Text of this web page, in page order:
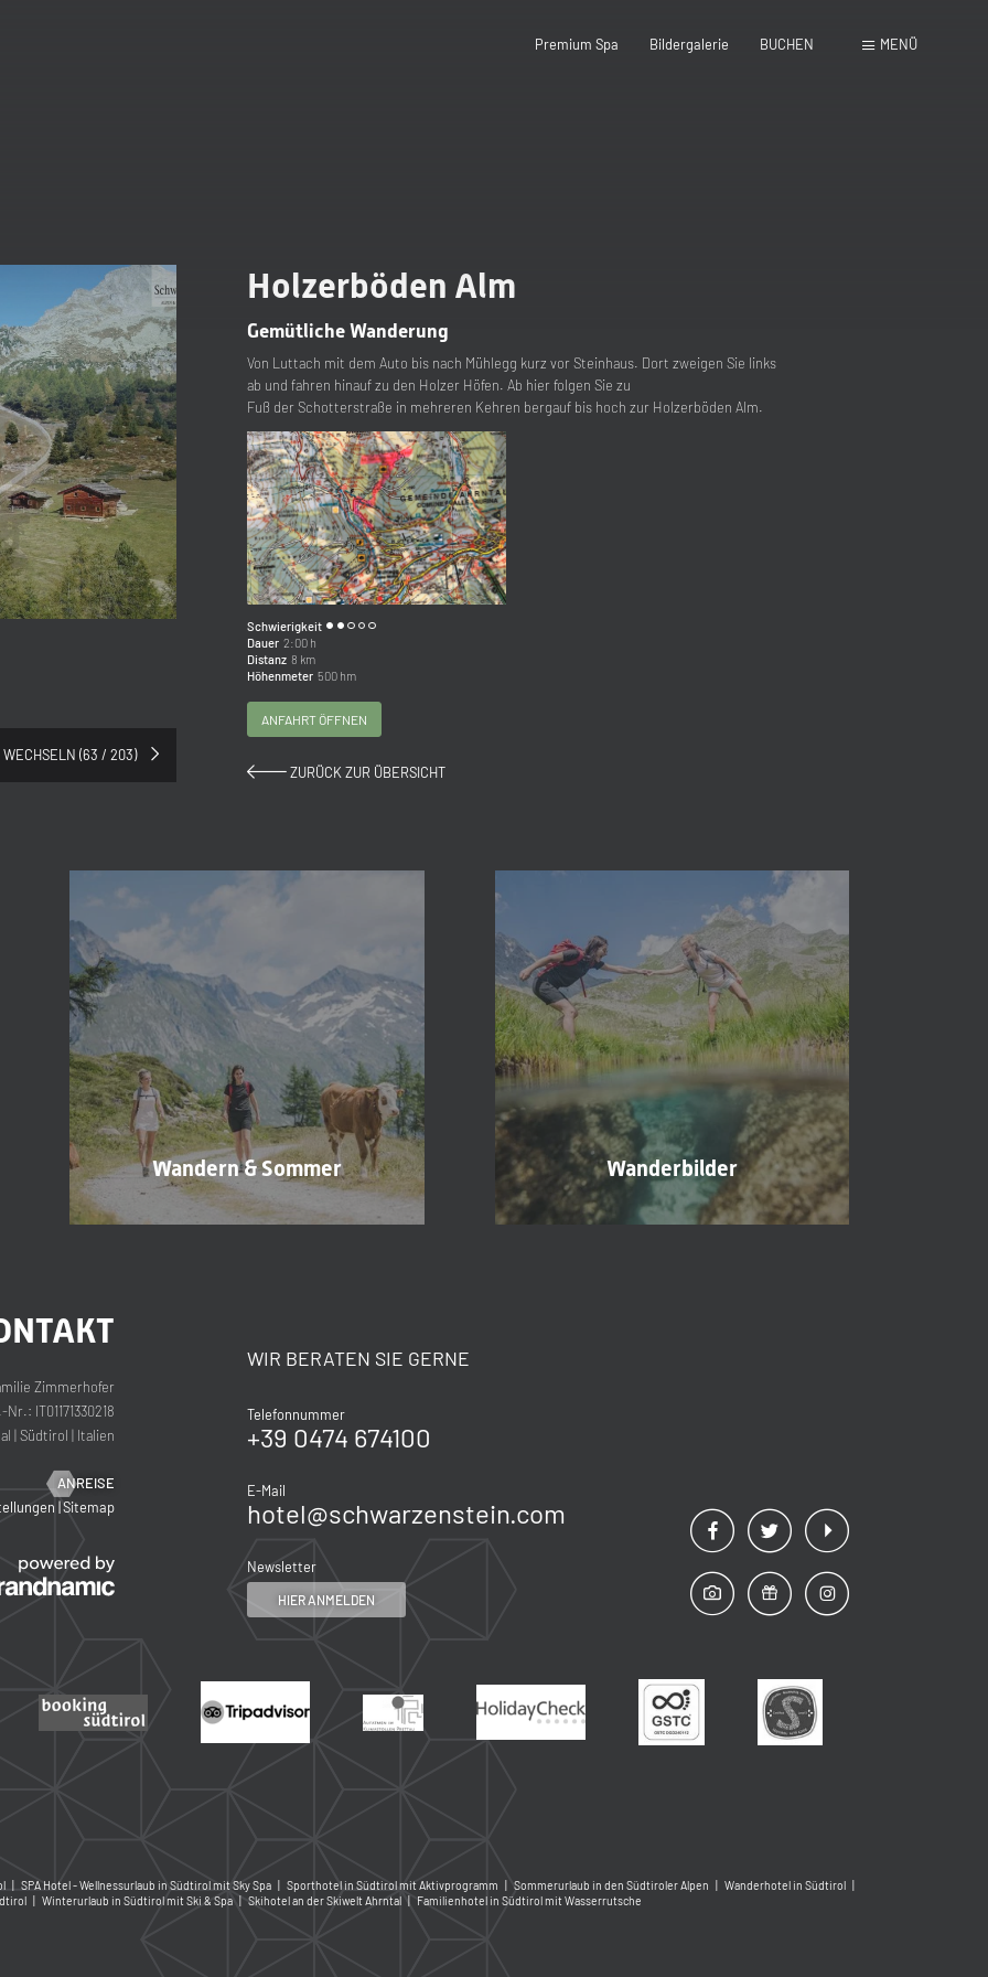
Premium Spa Bildergalerie BUCHEN MENÜ
Holzerböden Alm
Gemütliche Wanderung
Von Luttach mit dem Auto bis nach Mühlegg kurz vor Steinhaus. Dort zweigen Sie links
ab und fahren hinauf zu den Holzer Höfen. Ab hier folgen Sie zu
Fuß der Schotterstraße in mehreren Kehren bergauf bis hoch zur Holzerböden Alm.
Schwierigkeit
Dauer 2:00 h
Distanz 8 km
Höhenmeter 500 hm
ANFAHRT ÖFFNEN
ZURÜCK ZUR ÜBERSICHT
WECHSELN (63 / 203)
Wandern & Sommer Wanderbilder
Zimmerhofer
IT01171330218
| Südtirol | Italien
ANREISE
|Sitemap
WIR BERATEN SIE GERNE
Telefonnummer
+39 0474 674100
E-Mail
hotel@schwarzenstein.com
Newsletter
HIER ANMELDEN
Vorname
E-Mail*
Einwilligung Marketing*
*Pflichtfelder
Anfragen
SPA Hotel - Wellnessurlaub in Südtirol mit Sky Spa Sporthotel in Südtirol mit Aktivprogramm Sommerurlaub in den Südtiroler Alpen Wanderhotel in Südtirol
Winterurlaub in Südtirol mit Ski & Spa Skihotel an der Skiwelt Ahrntal Familienhotel in Südtirol mit Wasserrutsche